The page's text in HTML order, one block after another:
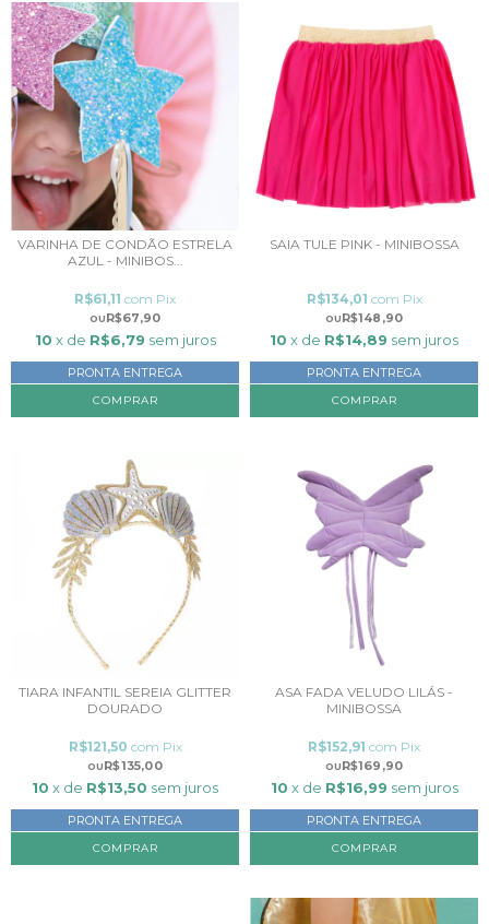
VARINHA DE CONDÃO ESTRELA
AZUL - MINIBOS...
R$67,90
R$61,11 com Pix
10 x de R$6,79 sem juros
PRONTA ENTREGA
SAIA TULE PINK - MINIBOSSA
R$148,90
R$134,01 com Pix
10 x de R$14,89 sem juros
PRONTA ENTREGA
COMPRAR
TIARA INFANTIL SEREIA GLITTER
DOURADO
R$135,00
R$121,50 com Pix
10 x de R$13,50 sem juros
PRONTA ENTREGA
ASA FADA VELUDO LILÁS -
MINIBOSSA
R$169,90
R$152,91 com Pix
10 x de R$16,99 sem juros
PRONTA ENTREGA